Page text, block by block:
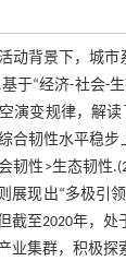
动背景下，城
于“经济-社会-
演变规律，解
合韧性水平稳
韧性>生态韧性
展现出“多极引
截至2020年，
业集群，积极